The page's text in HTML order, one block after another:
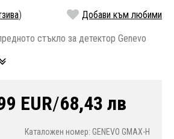
) Добави към любими
стъкло за детектор Genevo
EUR/68,43 лв
Каталожен номер: GENEVO GMAX-H